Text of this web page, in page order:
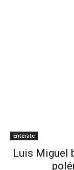
Entérate
Luis Miguel